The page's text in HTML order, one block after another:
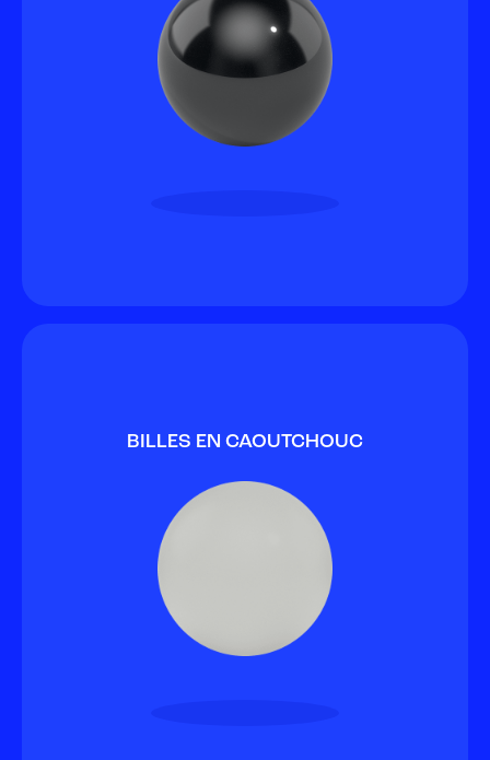
BILLES EN CAOUTCHOUC